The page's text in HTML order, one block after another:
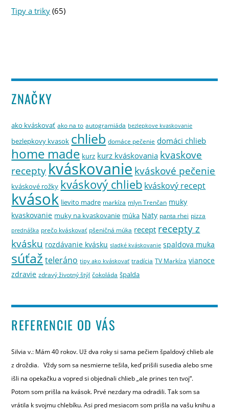
Tipy a triky (65)
ZNAČKY
ako kváskovať ako na to autogramiáda bezlepkove kvaskovanie
bezlepkovy kvasok chlieb domáce pečenie domáci chlieb
home made kurz kurz kváskovania kvaskove
recepty kváskovanie kváskové pečenie
kváskové rožky kváskový chlieb kváskový recept
kvások lievito madre markíza mlyn Trenčan muky
kvaskovanie muky na kvaskovanie múka Naty panta rhei pizza
prednáška prečo kváskovať pšeničná múka recept recepty z
kvásku rozdávanie kvásku sladké kváskovanie spaldova muka
súťaž teleráno tipy ako kváskovať tradícia TV Markíza vianoce
zdravie zdravý životný štýl čokoláda špalda
REFERENCIE OD VÁS
Silvia v.: Mám 40 rokov. Už dva roky si sama pečiem špaldový chlieb ale
z droždia. Vždy som sa nesmierne tešila, keď prišili susedia alebo sme
išli na opekačku a vopred si objednali chlieb „ale prines ten tvoj“.
Potom som prišla na kvások. Prvé nezdary ma odradili. Tak som sa
vrátila k svojmu chlebíku. Asi pred mesiacom som prišla na vašu knihu a